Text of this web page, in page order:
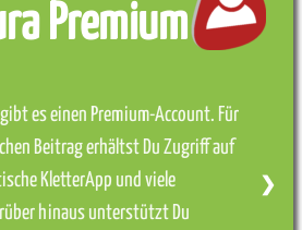
Premium
es einen Premium-Account. Für
Beitrag erhältst Du Zugriff auf
KletterApp und viele
hinaus unterstützt Du
❯